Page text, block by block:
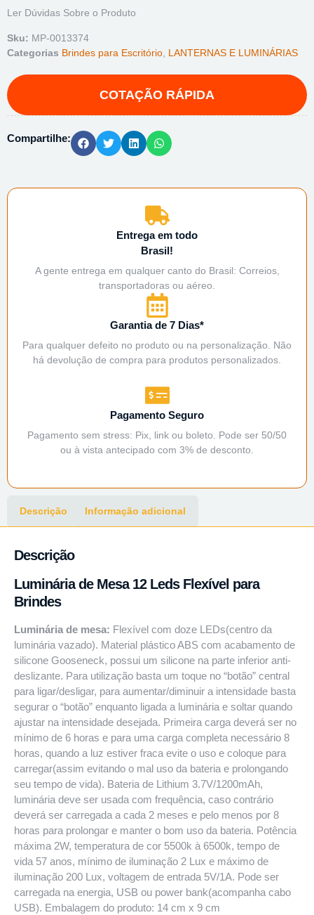
Ler Dúvidas Sobre o Produto
Sku: MP-0013374
Categorias Brindes para Escritório LANTERNAS E LUMINÁRIAS
Compartilhe:
Entrega em todo
Brasil!
A gente entrega em qualquer canto do Brasil: Correios,
transportadoras ou aéreo.
Garantia de 7 Dias*
Para qualquer defeito no produto ou na personalização. Não
há devolução de compra para produtos personalizados.
Pagamento Seguro
Pagamento sem stress: Pix, link ou boleto. Pode ser 50/50
ou à vista antecipado com 3% de desconto.
Descrição Informação adicional
Descrição
Luminária de Mesa 12 Leds Flexível para
Brindes
Luminária de mesa: Flexível com doze LEDs(centro da
luminária vazado). Material plástico ABS com acabamento de
silicone Gooseneck, possui um silicone na parte inferior anti-
deslizante. Para utilização basta um toque no “botão” central
para ligar/desligar, para aumentar/diminuir a intensidade basta
segurar o “botão” enquanto ligada a luminária e soltar quando
ajustar na intensidade desejada. Primeira carga deverá ser no
mínimo de 6 horas e para uma carga completa necessário 8
horas, quando a luz estiver fraca evite o uso e coloque para
carregar(assim evitando o mal uso da bateria e prolongando
seu tempo de vida). Bateria de Lithium 3.7V/1200mAh,
luminária deve ser usada com frequência, caso contrário
deverá ser carregada a cada 2 meses e pelo menos por 8
horas para prolongar e manter o bom uso da bateria. Potência
máxima 2W, temperatura de cor 5500k à 6500k, tempo de
vida 57 anos, mínimo de iluminação 2 Lux e máximo de
iluminação 200 Lux, voltagem de entrada 5V/1A. Pode ser
carregada na energia, USB ou power bank(acompanha cabo
USB). Embalagem do produto: 14 cm x 9 cm